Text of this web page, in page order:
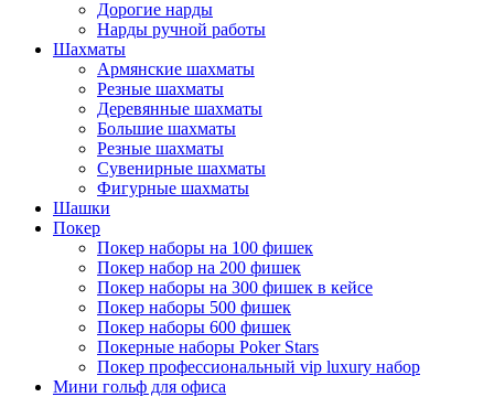
Дорогие нарды
Нарды ручной работы
Шахматы
Армянские шахматы
Резные шахматы
Деревянные шахматы
Большие шахматы
Резные шахматы
Сувенирные шахматы
Фигурные шахматы
Шашки
Покер
Покер наборы на 100 фишек
Покер набор на 200 фишек
Покер наборы на 300 фишек в кейсе
Покер наборы 500 фишек
Покер наборы 600 фишек
Покерные наборы Poker Stars
Покер профессиональный vip luxury набор
Мини гольф для офиса